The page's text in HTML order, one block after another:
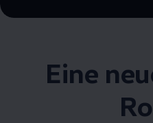
Eine